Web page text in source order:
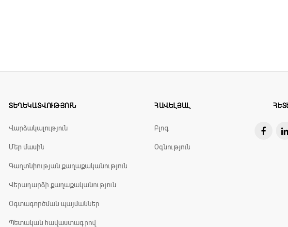
ՏԵՂԵԿԱՏՎՈՒԹՅՈՒՆ
Վարձակալություն
Մեր մասին
Գաղտնիության քաղաքականություն
Վերադարձի քաղաքականություն
Օգտագործման պայմաններ
Պետական հավաստագրով
ՀԱՎԵԼՅԱԼ
Բլոգ
Օգնություն